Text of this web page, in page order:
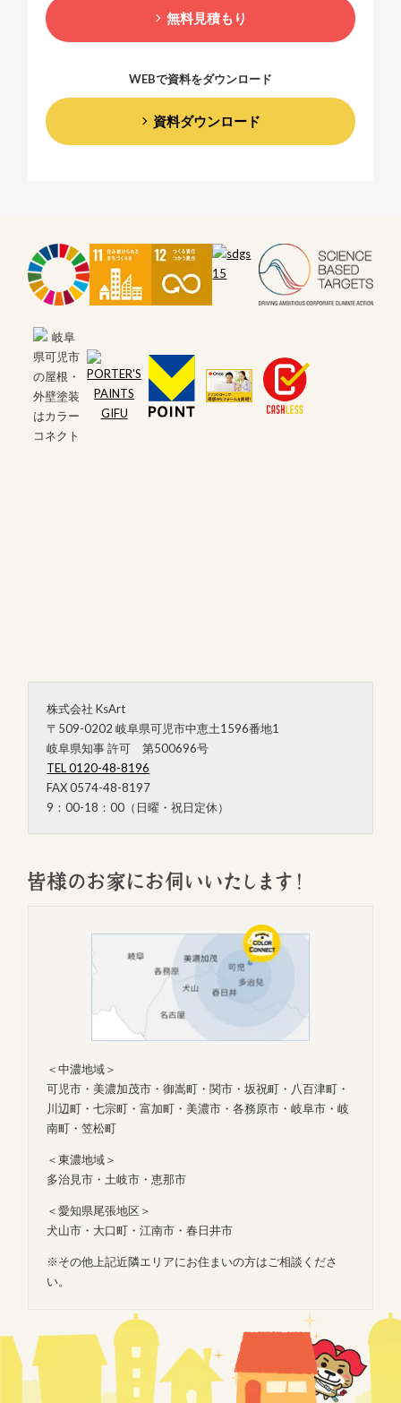
無料見積もり
WEBで資料をダウンロード
資料ダウンロード
株式会社 KsArt
〒509-0202 岐阜県可児市中恵土1596番地1
岐阜県知事 許可 第500696号
TEL 0120-48-8196
FAX 0574-48-8197
9：00-18：00（日曜・祝日定休）
＜中濃地域＞
可児市・美濃加茂市・御嵩町・関市・坂祝町・八百津町・
川辺町・七宗町・富加町・美濃市・各務原市・岐阜市・岐
南町・笠松町
＜東濃地域＞
多治見市・土岐市・恵那市
＜愛知県尾張地区＞
犬山市・大口町・江南市・春日井市
※その他上記近隣エリアにお住まいの方はご相談くださ
い。